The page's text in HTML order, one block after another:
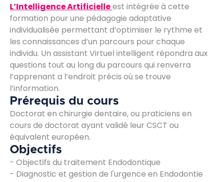
L’Intelligence Artificielleest intégrée à cette
formation pour une pédagogie adaptative
individualisée permettant d’optimiser le rythme et
les connaissances d’un parcours pour chaque
individu. Un assistant Virtuel intelligent répondra aux
questions tout au long du parcours qui renverra
l’apprenant a l’endroit précis où se trouve
l’information.
Prérequis du cours
Doctorat en chirurgie dentaire, ou praticiens en
cours de doctorat ayant validé leur CSCT ou
équivalent européen.
Objectifs
- Objectifs du traitement Endodontique
- Diagnostic et gestion de l'urgence en Endodontie